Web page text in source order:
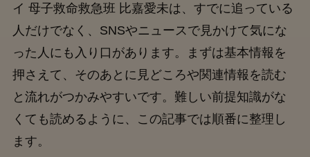
イ 母子救命救急班 比嘉愛未は、すでに追っている
人だけでなく、SNSやニュースで見かけて気にな
った人にも入り口があります。まずは基本情報を
押さえて、そのあとに見どころや関連情報を読む
と流れがつかみやすいです。難しい前提知識がな
くても読めるように、この記事では順番に整理し
ます。